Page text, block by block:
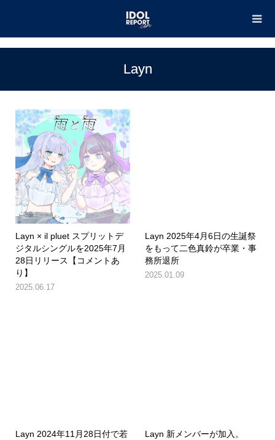
Layn
Layn × il pluet スプリットデ
ジタルシングルを2025年7月
28日リリース【コメントあ
り】
2025.06.17
Layn 2025年4月6日の生誕祭
をもって二色真鈴が卒業・事
務所退所
2025.01.09
Layn 2024年11月28日付で若
Layn 新メンバーが加入。